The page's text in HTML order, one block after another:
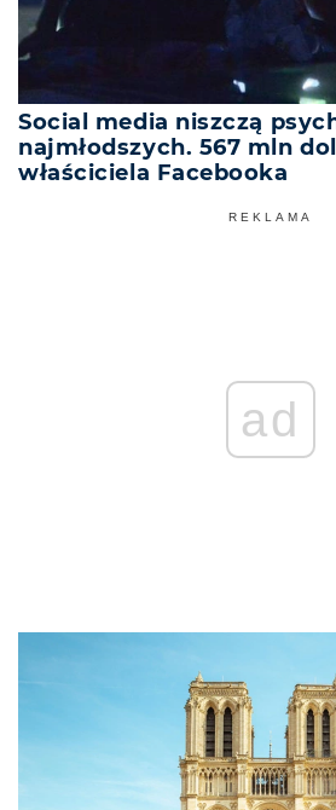
Social media niszczą
najmłodszych. 567 mln
właściciela Facebooka
REKLAMA
ad